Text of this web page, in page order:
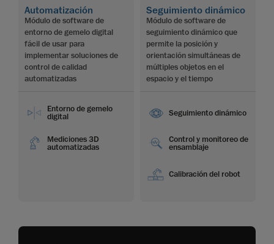
Automatización
Módulo de software de
entorno de gemelo digital
fácil de usar para
implementar soluciones de
control de calidad
automatizadas
Entorno de gemelo
digital
Mediciones 3D
automatizadas
Seguimiento dinámico
Módulo de software de
seguimiento dinámico que
permite la posición y
orientación simultáneas de
múltiples objetos en el
espacio y el tiempo
Seguimiento dinámico
Control y monitoreo de
ensamblaje
Calibración del robot